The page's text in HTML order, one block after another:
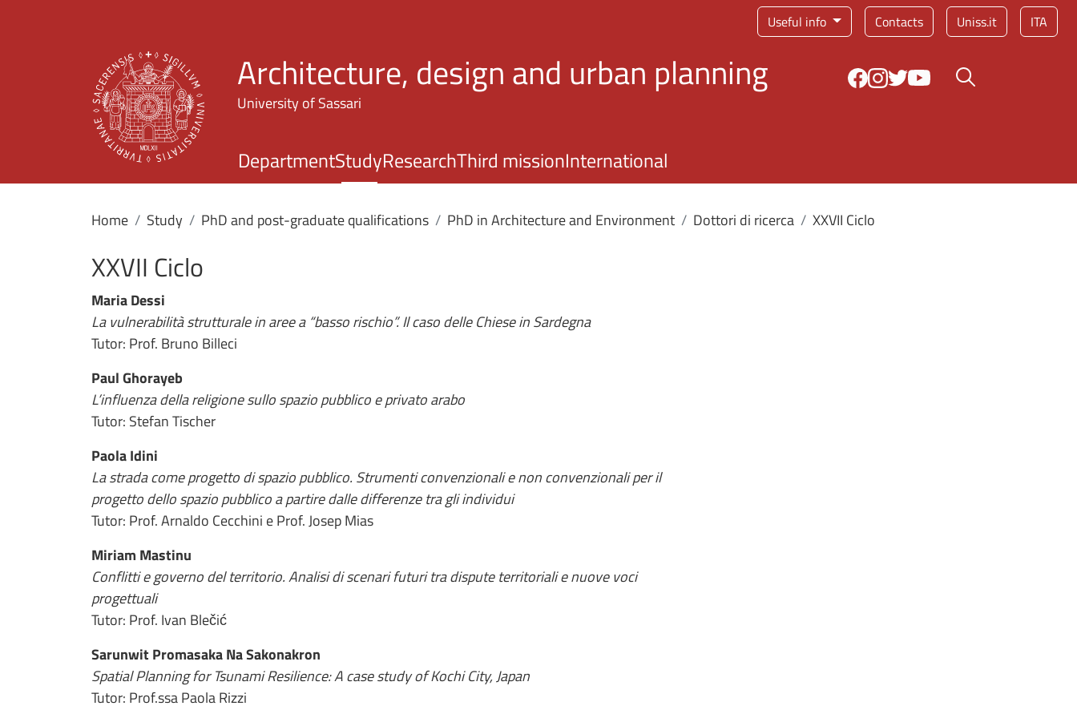
Useful info Service menu
Contacts Uniss.it ITA
Architecture, design and urban planning
University of Sassari
Search button
DepartmentStudyResearchThird missionInternational
Home Study PhD and post-graduate qualifications PhD in Architecture and Environment Dottori di ricerca XXVII Ciclo
XXVII Ciclo
Maria Dessi
La vulnerabilità strutturale in aree a “basso rischio”. Il caso delle Chiese in Sardegna
Tutor: Prof. Bruno Billeci
Paul Ghorayeb
L’influenza della religione sullo spazio pubblico e privato arabo
Tutor: Stefan Tischer
Paola Idini
La strada come progetto di spazio pubblico. Strumenti convenzionali e non convenzionali per il
progetto dello spazio pubblico a partire dalle differenze tra gli individui
Tutor: Prof. Arnaldo Cecchini e Prof. Josep Mias
Miriam Mastinu
Conflitti e governo del territorio. Analisi di scenari futuri tra dispute territoriali e nuove voci
progettuali
Tutor: Prof. Ivan Blečić
Sarunwit Promasaka Na Sakonakron
Spatial Planning for Tsunami Resilience: A case study of Kochi City, Japan
Tutor: Prof.ssa Paola Rizzi